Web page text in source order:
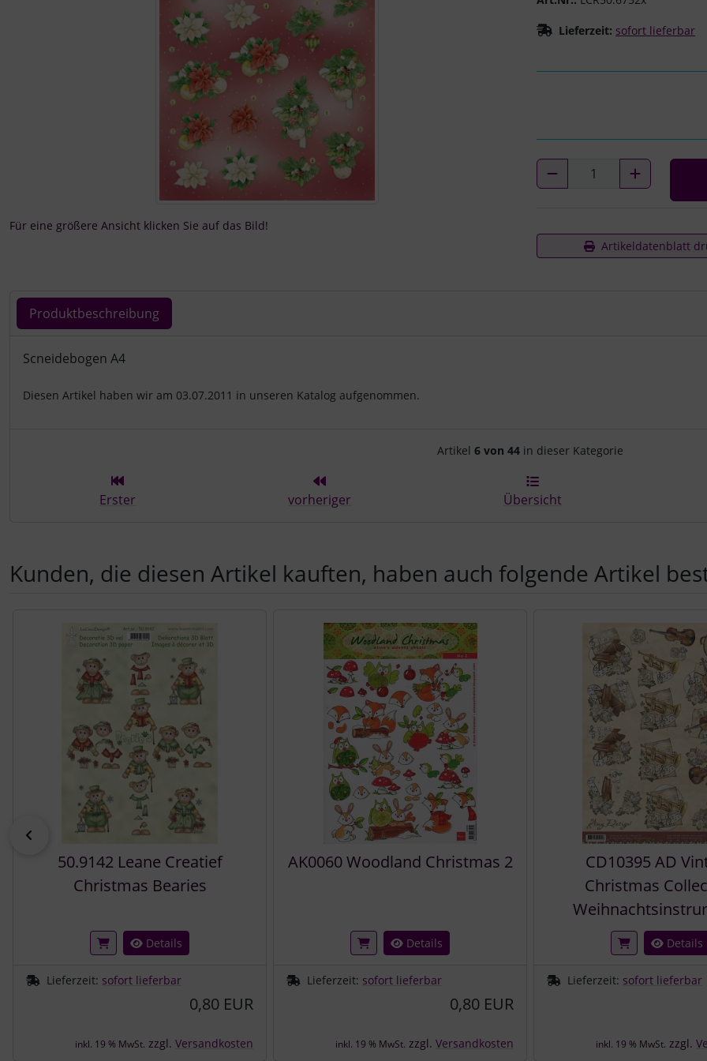
Lieferzeit: sofort lieferbar
Für eine größere Ansicht klicken Sie auf das Bild!
Artikeldatenblatt
Produktbeschreibung
Produktbeschreibung
Scneidebogen A4
Diesen Artikel haben wir am 03.07.2011 in unseren Katalog aufgenommen.
Artikelnavigation innerhalb
Artikel 6 von 44 in dieser Kategorie
Erster vorheriger Übersicht
Kunden, die diesen Artikel kauften, haben auch folgende Artikel
zurück
50.9142 Leane Creatief
Christmas Bearies
Details
Lieferzeit: sofort lieferbar
0,80 EUR
inkl. 19 % MwSt. zzgl. Versandkosten
AK0060 Woodland Christmas 2
Details
Lieferzeit: sofort lieferbar
0,80 EUR
inkl. 19 % MwSt. zzgl. Versandkosten
CD10395 AD
Christmas
Details
Lieferzeit: sofort lieferbar
inkl. 19 % MwSt. zzgl.